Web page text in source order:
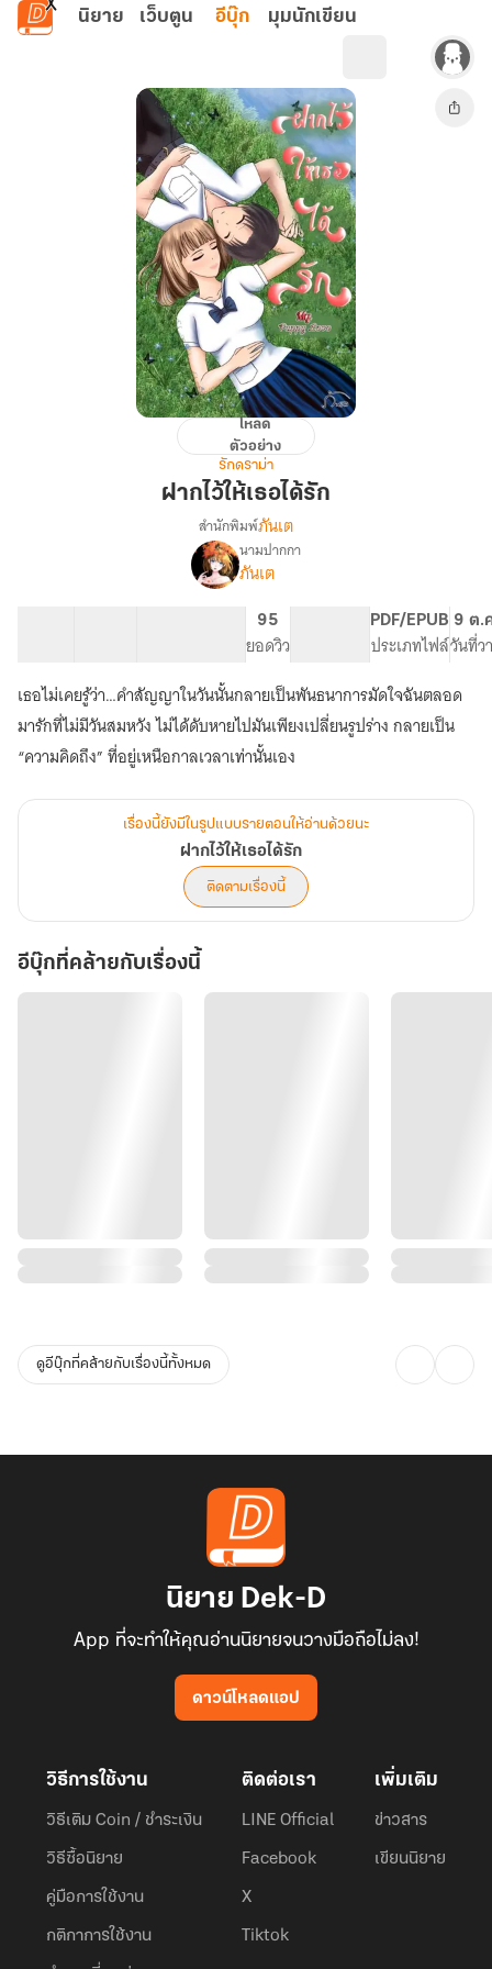
ข้ามไปยังเนื้อหาหลัก
นิยาย เว็บตูน อีบุ๊ก มุมนักเขียน
โหลด
ตัวอย่าง
รักดราม่า
ฝากไว้ให้เธอได้รัก
เรื่อง
ฝาก
ไว้
ให้
เธอ
ได้
รัก
สำนักพิมพ์ภันเต
นามปากกา
ภันเต
95
ยอดวิว
PDF/EPUB
ประเภทไฟล์
9 ต.
วันที่ว
เธอไม่เคยรู้ว่า…คำสัญญาในวันนั้นกลายเป็นพันธนาการมัดใจฉันตลอด
มารักที่ไม่มีวันสมหวัง ไม่ได้ดับหายไปมันเพียงเปลี่ยนรูปร่าง กลายเป็น
“ความคิดถึง” ที่อยู่เหนือกาลเวลาเท่านั้นเอง
เรื่องนี้ยังมีในรูปแบบรายตอนให้อ่านด้วยนะ
ฝากไว้ให้เธอได้รัก
ติดตามเรื่องนี้
อีบุ๊กที่คล้ายกับเรื่องนี้
ดูอีบุ๊กที่คล้ายกับเรื่องนี้ทั้งหมด
นิยาย Dek-D
App ที่จะทำให้คุณอ่านนิยายจนวางมือถือไม่ลง!
ดาวน์โหลดแอป
วิธีการใช้งาน
วิธีเติม Coin / ชำระเงิน
วิธีซื้อนิยาย
คู่มือการใช้งาน
กติกาการใช้งาน
ติดต่อเรา
LINE Official
Facebook
X
Tiktok
เพิ่มเติม
ข่าวสาร
เขียนนิยาย